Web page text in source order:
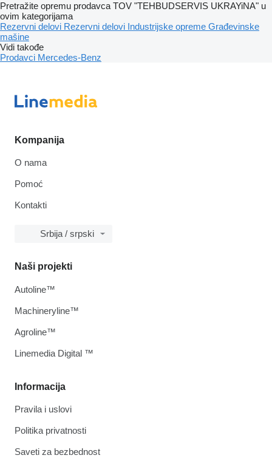
Pretražite opremu prodavca TOV "TEHBUDSERVIS UKRAYiNA" u
ovim kategorijama
Rezervni delovi Rezervni delovi Industrijske opreme Građevinske
mašine
Vidi takođe
Prodavci Mercedes-Benz
Kompanija
O nama
Pomoć
Kontakti
Srbija / srpski
Informacija
Pravila i uslovi
Politika privatnosti
Saveti za bezbednost
Naši projekti
Autoline™
Machineryline™
Agroline™
Linemedia Digital ™